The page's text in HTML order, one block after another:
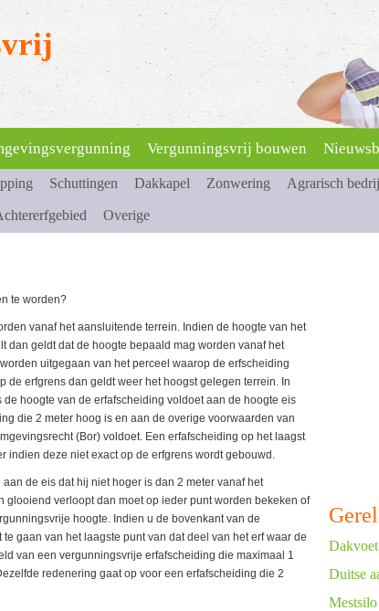
Vergunningsvrij bouwen
Schuttingen Dakkapel Zonwering Agrarisch
Overige
te worden?
vanaf het aansluitende terrein. Indien de hoogte van het
dan geldt dat de hoogte bepaald mag worden vanaf het
uitgegaan van het perceel waarop de erfscheiding
erfgrens dan geldt weer het hoogst gelegen terrein. In
hoogte van de erfafscheiding voldoet aan de hoogte eis
die 2 meter hoog is en aan de overige voorwaarden van
(Bor) voldoet. Een erfafscheiding op het laagst
indien deze niet exact op de erfgrens wordt gebouwd.
de eis dat hij niet hoger is dan 2 meter vanaf het
glooiend verloopt dan moet op ieder punt worden bekeken of
hoogte. Indien u de bovenkant van de
gaan van het laagste punt van dat deel van het erf waar de
van een vergunningsvrije erfafscheiding die maximaal 1
redenering gaat op voor een erfafscheiding die 2
Duitse